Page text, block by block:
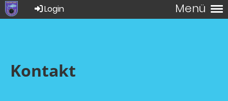
Menü
Login
Kontakt